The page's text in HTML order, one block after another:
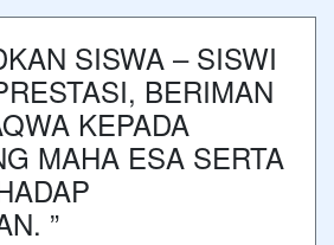
SISWA – SISWI
BERIMAN
KEPADA
MAHA ESA SERTA
”